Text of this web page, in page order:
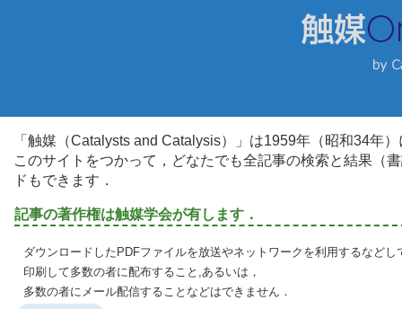
「触媒（Catalysts and Catalysis）」は1959年（昭和34年
このサイトをつかって，どなたでも全記事の検索と結果（
ドもできます．
記事の著作権は触媒学会が有します．
ダウンロードしたPDFファイルを放送やネットワークを利用するなど
印刷して多数の者に配布すること,あるいは，
多数の者にメール配信することなどはできません．